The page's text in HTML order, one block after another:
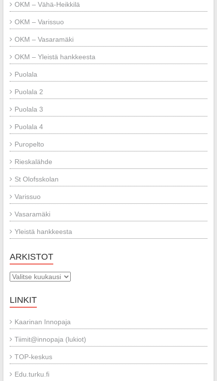
OKM – Vähä-Heikkilä
OKM – Varissuo
OKM – Vasaramäki
OKM – Yleistä hankkeesta
Puolala
Puolala 2
Puolala 3
Puolala 4
Puropelto
Rieskalähde
St Olofsskolan
Varissuo
Vasaramäki
Yleistä hankkeesta
ARKISTOT
Arkistot
LINKIT
Kaarinan Innopaja
Tiimit@innopaja (lukiot)
TOP-keskus
Edu.turku.fi